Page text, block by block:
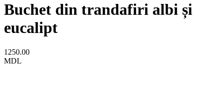
Buchet din trandafiri albi și
eucalipt
1250.00
MDL